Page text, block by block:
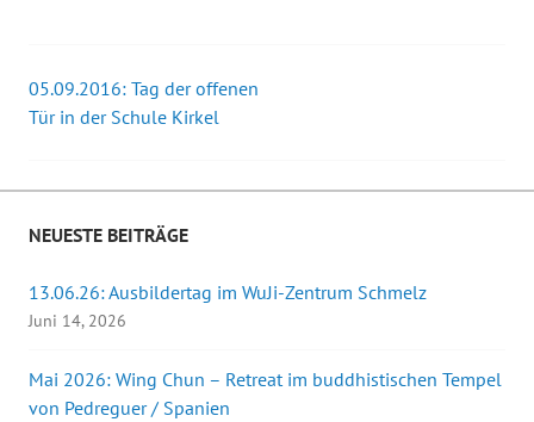
Beitrags-
05.09.2016: Tag der offenen
Tür in der Schule Kirkel
NEUESTE BEITRÄGE
13.06.26: Ausbildertag im WuJi-Zentrum Schmelz
Juni 14, 2026
Mai 2026: Wing Chun – Retreat im buddhistischen Tempel
von Pedreguer / Spanien